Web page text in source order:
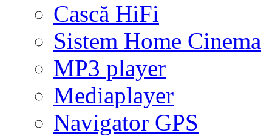
Cască HiFi
Sistem Home Cinema
MP3 player
Mediaplayer
Navigator GPS